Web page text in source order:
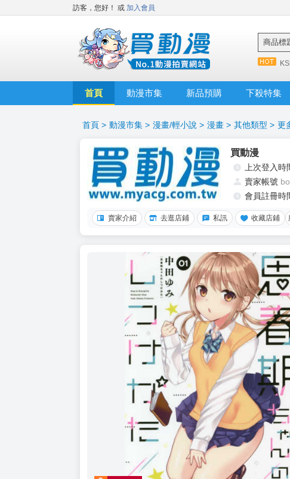
訪客，您好！ 或 加入會員
商品標
首頁 動漫市集 新品預購 下殺特集
首頁 > 動漫市集 > 漫畫/輕小說 > 漫畫 > 其他類型 > 更
買動漫
上次登入時
賣家帳號
會員註冊時
賣家介紹 去逛店鋪 私訊 收藏店鋪